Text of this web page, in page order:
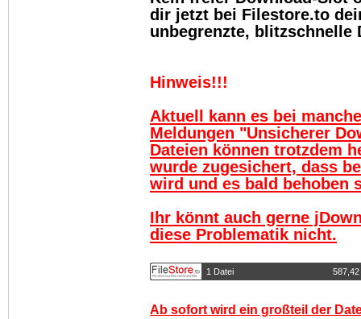
dir jetzt bei Filestore.to
unbegrenzte, blitzschnelle
Hinweis!!!
Aktuell kann es bei
Meldungen "Unsicherer
Dateien können trotzdem
wurde zugesichert, dass
wird und es bald behoben
Ihr könnt auch gerne
diese Problematik nicht.
1 Datei 587,42
Ab sofort wird ein großteil der